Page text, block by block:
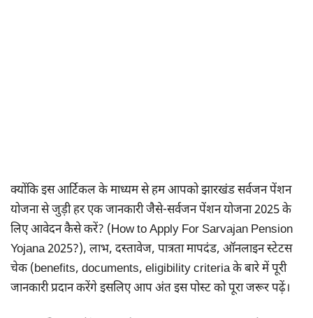
क्योंकि इस आर्टिकल के माध्यम से हम आपको झारखंड सर्वजन पेंशन
योजना से जुड़ी हर एक जानकारी जैसे-सर्वजन पेंशन योजना 2025 के
लिए आवेदन कैसे करें? (How to Apply For Sarvajan Pension
Yojana 2025?), लाभ, दस्तावेज, पात्रता मापदंड, ऑनलाइन स्टेटस
चेक (benefits, documents, eligibility criteria के बारे में पूरी
जानकारी प्रदान करेंगे इसलिए आप अंत इस पोस्ट को पूरा जरूर पढ़ें।